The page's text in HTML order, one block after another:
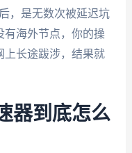
，是无数次被延迟坑
有海外节点，你的操
上长途跋涉，结果就
器到底怎么